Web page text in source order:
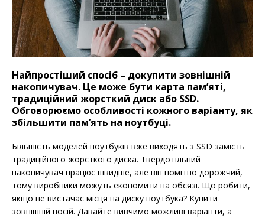
Найпростіший спосіб – докупити зовнішній
накопичувач. Це може бути карта пам’яті,
традиційний жорсткий диск або SSD.
Обговорюємо особливості кожного варіанту, як
збільшити пам’ять на ноутбуці.
Більшість моделей ноутбуків вже виходять з SSD замість
традиційного жорсткого диска. Твердотільний
накопичувач працює швидше, але він помітно дорожчий,
тому виробники можуть економити на обсязі. Що робити,
якщо не вистачає місця на диску ноутбука? Купити
зовнішній носій. Давайте вивчимо можливі варіанти, а